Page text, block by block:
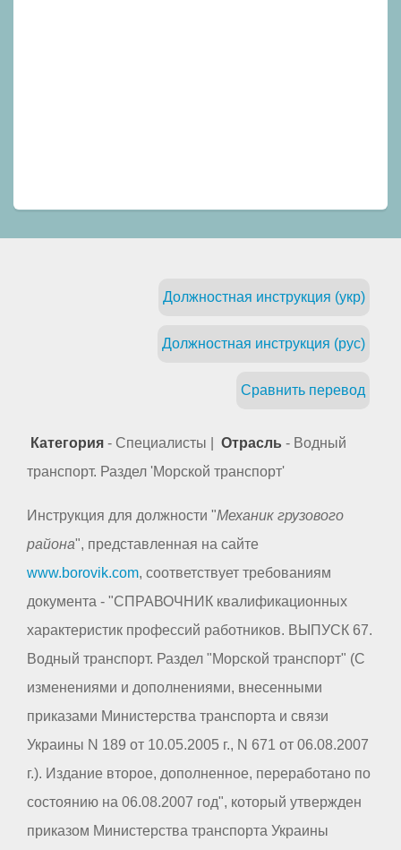
Должностная инструкция (укр)
Должностная инструкция (рус)
Сравнить перевод
Категория - Специалисты | Отрасль - Водный
транспорт. Раздел 'Морской транспорт'
Инструкция для должности "Механик грузового
района", представленная на сайте
www.borovik.com, соответствует требованиям
документа - "СПРАВОЧНИК квалификационных
характеристик профессий работников. ВЫПУСК 67.
Водный транспорт. Раздел "Морской транспорт" (С
изменениями и дополнениями, внесенными
приказами Министерства транспорта и связи
Украины N 189 от 10.05.2005 г., N 671 от 06.08.2007
г.). Издание второе, дополненное, переработано по
состоянию на 06.08.2007 год", который утвержден
приказом Министерства транспорта Украины